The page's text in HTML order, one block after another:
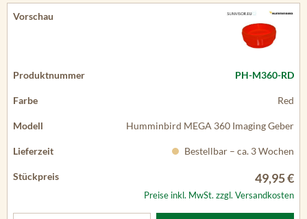
PH-M360-RD
Red
Humminbird MEGA 360 Imaging Geber
Bestellbar – ca. 3 Wochen
49,95 €
Preise inkl. MwSt. zzgl. Versandkosten